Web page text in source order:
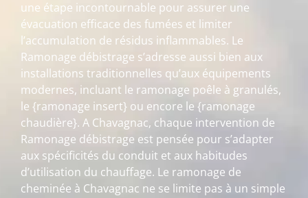
une étape incontournable pour assurer une
évacuation efficace des fumées et limiter
l’accumulation de résidus inflammables. Le
Ramonage débistrage s’adresse aussi bien aux
installations traditionnelles qu’aux équipements
modernes, incluant le ramonage poêle à granulés,
le {ramonage insert} ou encore le {ramonage
chaudière}. A Chavagnac, chaque intervention de
Ramonage débistrage est pensée pour s’adapter
aux spécificités du conduit et aux habitudes
d’utilisation du chauffage. Le ramonage de
cheminée à Chavagnac ne se limite pas à un simple